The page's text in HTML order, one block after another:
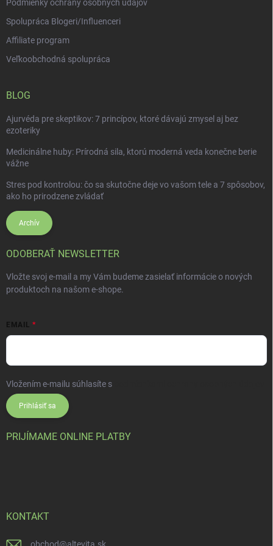
Podmienky ochrany osobných údajov
Spolupráca Blogeri/Influenceri
Affiliate program
Veľkoobchodná spolupráca
BLOG
Ajurvéda pre skeptikov: 7 princípov, ktoré dávajú zmysel aj bez
ezoteriky
Medicinálne huby: Prírodná sila, ktorú moderná veda konečne berie
vážne
Stres pod kontrolou: čo sa skutočne deje vo vašom tele a 7 spôsobov,
ako ho prirodzene zvládať
Archív
ODOBERAŤ NEWSLETTER
Vložte svoj e-mail a my Vám budeme zasielať informácie o nových
produktoch na našom e-shope.
EMAIL
Vložením e-mailu súhlasíte s
Prihlásiť sa
PRIJÍMAME ONLINE PLATBY
KONTAKT